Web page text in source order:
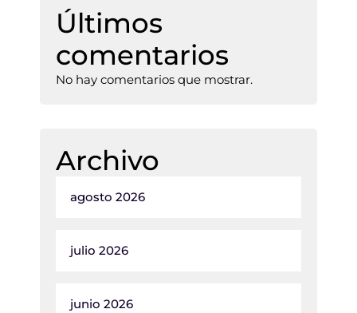
Últimos
comentarios
No hay comentarios que mostrar.
Archivo
agosto 2026
julio 2026
junio 2026